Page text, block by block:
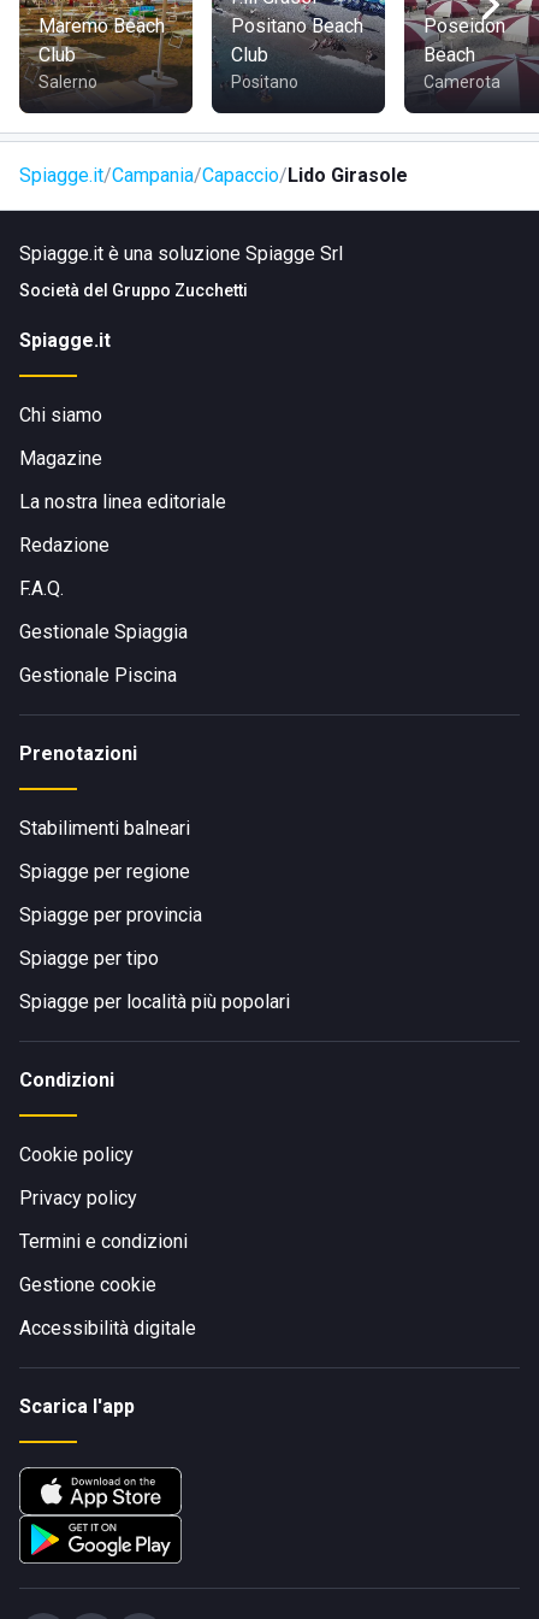
la SS107 e la SS18.
Lo stabilimento è aperto tutti i giorni dalle 8:00 alle 20:00
(gli orari potrebbero cambiare nei giorni festivi).
Maremo Beach
Club
Salerno
Positano Beach
Club
Positano
Poseidon
Beach
Camerota
Spiagge.it Campania Capaccio Lido Girasole
Spiagge.it è una soluzione Spiagge Srl
Società del Gruppo Zucchetti
Spiagge.it
Chi siamo
Magazine
La nostra linea editoriale
Redazione
F.A.Q.
Gestionale Spiaggia
Gestionale Piscina
Prenotazioni
Stabilimenti balneari
Spiagge per regione
Spiagge per provincia
Spiagge per tipo
Spiagge per località più popolari
Condizioni
Cookie policy
Privacy policy
Termini e condizioni
Gestione cookie
Accessibilità digitale
Scarica l'app